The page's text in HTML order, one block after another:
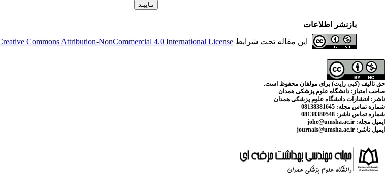
بازنشر اطلاعات
این مقاله تحت شرایط Commons Attribution-NonCommercial 4.0 International License
حق تالیف (کپی رایت) برای مولفان محفوظ است.
صاحب امتیاز: دانشگاه علوم پزشکی همدان
ناشر: انتشارات دانشگاه علوم پزشکی همدان
شماره تماس مجله: 08138381645
شماره تماس ناشر:
ایمیل مجله:
ایمیل ناشر: